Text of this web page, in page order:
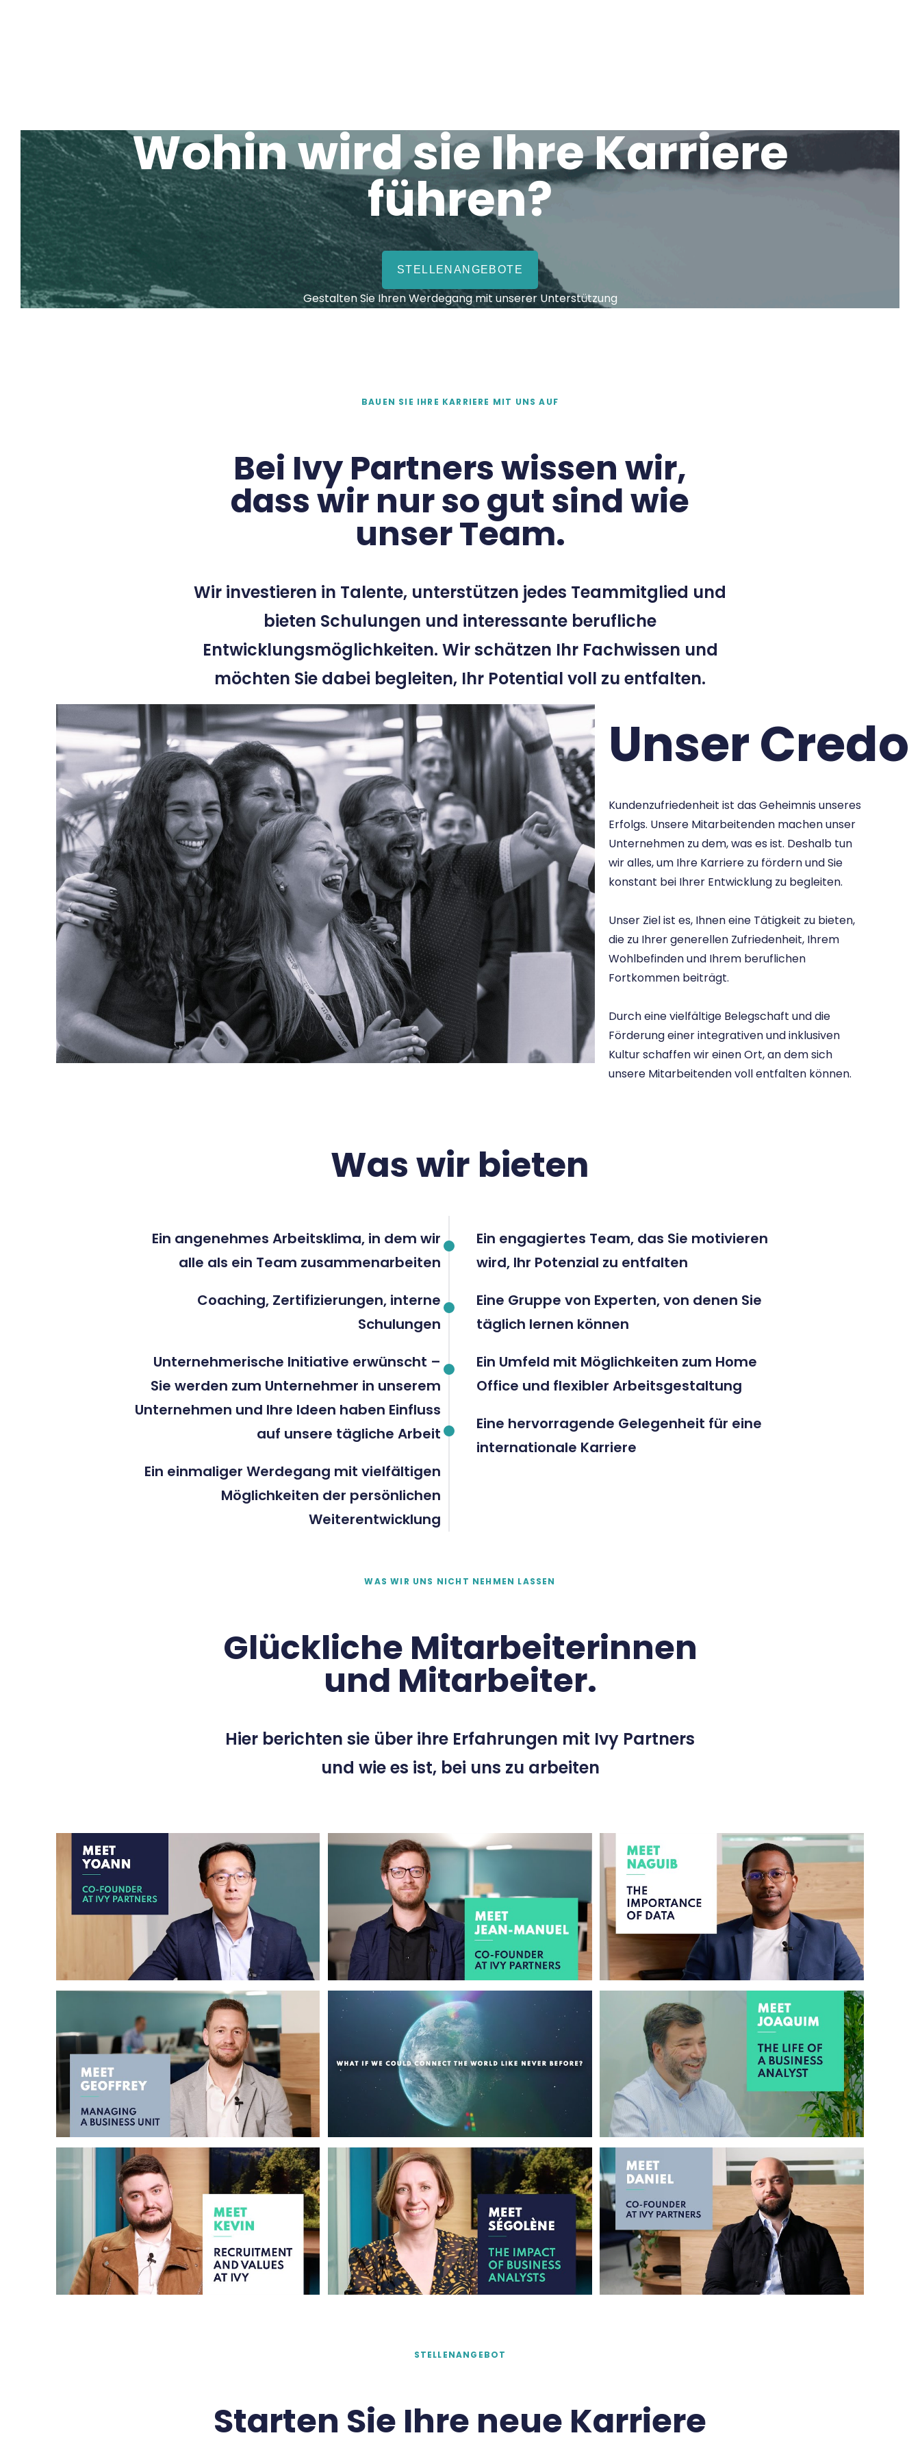
Wohin wird sie Ihre Karriere
führen?
STELLENANGEBOTE
Gestalten Sie Ihren Werdegang mit unserer Unterstützung
BAUEN SIE IHRE KARRIERE MIT UNS AUF
Bei Ivy Partners wissen wir,
dass wir nur so gut sind wie
unser Team.
Wir investieren in Talente, unterstützen jedes Teammitglied und
bieten Schulungen und interessante berufliche
Entwicklungsmöglichkeiten. Wir schätzen Ihr Fachwissen und
möchten Sie dabei begleiten, Ihr Potential voll zu entfalten.
Unser Credo
Kundenzufriedenheit ist das Geheimnis unseres
Erfolgs. Unsere Mitarbeitenden machen unser
Unternehmen zu dem, was es ist. Deshalb tun
wir alles, um Ihre Karriere zu fördern und Sie
konstant bei Ihrer Entwicklung zu begleiten.
Unser Ziel ist es, Ihnen eine Tätigkeit zu bieten,
die zu Ihrer generellen Zufriedenheit, Ihrem
Wohlbefinden und Ihrem beruflichen
Fortkommen beiträgt.
Durch eine vielfältige Belegschaft und die
Förderung einer integrativen und inklusiven
Kultur schaffen wir einen Ort, an dem sich
unsere Mitarbeitenden voll entfalten können.
Was wir bieten
Ein angenehmes Arbeitsklima, in dem wir
alle als ein Team zusammenarbeiten
Coaching, Zertifizierungen, interne
Schulungen
Unternehmerische Initiative erwünscht –
Sie werden zum Unternehmer in unserem
Unternehmen und Ihre Ideen haben Einfluss
auf unsere tägliche Arbeit
Ein einmaliger Werdegang mit vielfältigen
Möglichkeiten der persönlichen
Weiterentwicklung
Ein engagiertes Team, das Sie motivieren
wird, Ihr Potenzial zu entfalten
Eine Gruppe von Experten, von denen Sie
täglich lernen können
Ein Umfeld mit Möglichkeiten zum Home
Office und flexibler Arbeitsgestaltung
Eine hervorragende Gelegenheit für eine
internationale Karriere
WAS WIR UNS NICHT NEHMEN LASSEN
Glückliche Mitarbeiterinnen
und Mitarbeiter.
Hier berichten sie über ihre Erfahrungen mit Ivy Partners
und wie es ist, bei uns zu arbeiten
STELLENANGEBOT
Starten Sie Ihre neue Karriere